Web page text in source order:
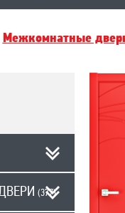
Межкомнатные
(377)